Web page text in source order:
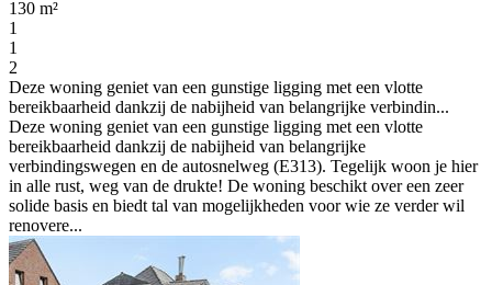
130 m²
1
1
2
Deze woning geniet van een gunstige ligging met een vlotte
bereikbaarheid dankzij de nabijheid van belangrijke verbindin...
Deze woning geniet van een gunstige ligging met een vlotte
bereikbaarheid dankzij de nabijheid van belangrijke
verbindingswegen en de autosnelweg (E313). Tegelijk woon je hier
in alle rust, weg van de drukte! De woning beschikt over een zeer
solide basis en biedt tal van mogelijkheden voor wie ze verder wil
renovere...